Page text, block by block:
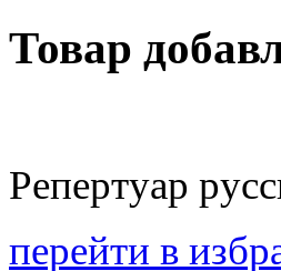
Товар
Репертуар
перейти в